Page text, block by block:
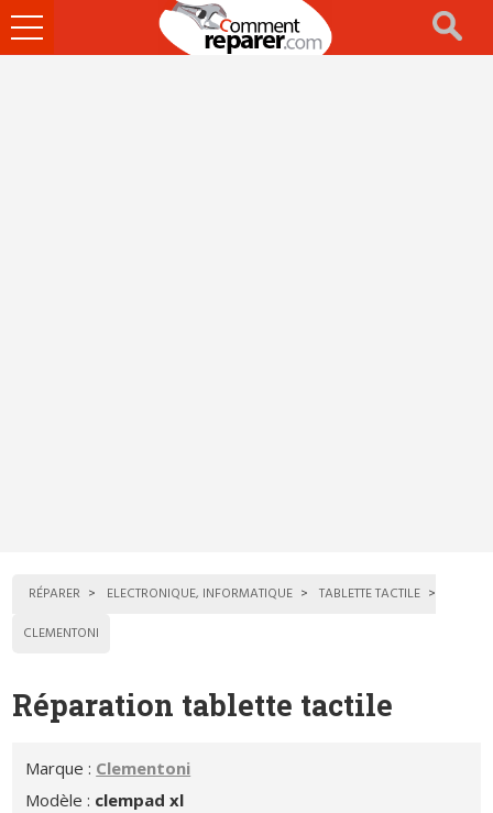
Ouvrir
le
RÉPARER ELECTRONIQUE, INFORMATIQUE
TABLETTE TACTILE
CLEMENTONI
Réparation tablette tactile
Marque : Clementoni
Modèle : clempad xl